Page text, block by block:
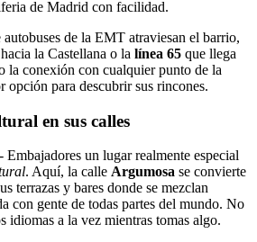
de Madrid con facilidad.
de la EMT atraviesan el barrio,
la Castellana o la línea 65 que llega
la conexión con cualquier punto de la
opción para descubrir sus rincones.
en sus calles
un lugar realmente especial
. Aquí, la calle Argumosa se convierte
terrazas y bares donde se mezclan
con gente de todas partes del mundo. No
idiomas a la vez mientras tomas algo.